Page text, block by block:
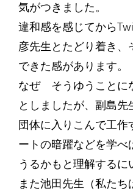
気がつきました。
違和感を感じてから
彦先生とたどり着き
できた感があります。
なぜ そうゆうことに
としましたが、副島
団体に入りこんで工
ートの暗躍などを学べ
うるかもと理解するに
また池田先生（私た